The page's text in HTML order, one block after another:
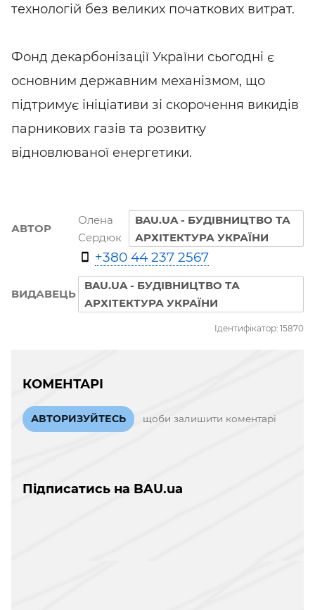
технологій без великих початкових витрат.
Фонд декарбонізації України сьогодні є
основним державним механізмом, що
підтримує ініціативи зі скорочення викидів
парникових газів та розвитку
відновлюваної енергетики.
АВТОР
Олена
Сердюк
BAU.UA - БУДІВНИЦТВО ТА
АРХІТЕКТУРА УКРАЇНИ
+380 44 237 2567
ВИДАВЕЦЬ
BAU.UA - БУДІВНИЦТВО ТА
АРХІТЕКТУРА УКРАЇНИ
Ідентифікатор: 15870
КОМЕНТАРІ
АВТОРИЗУЙТЕСЬ щоби залишити коментарі
Підписатись на BAU.ua